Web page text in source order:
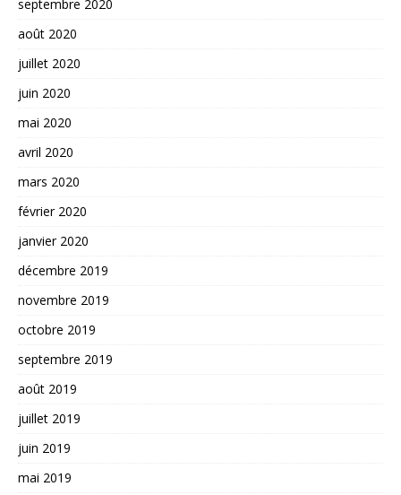
septembre 2020
août 2020
juillet 2020
juin 2020
mai 2020
avril 2020
mars 2020
février 2020
janvier 2020
décembre 2019
novembre 2019
octobre 2019
septembre 2019
août 2019
juillet 2019
juin 2019
mai 2019